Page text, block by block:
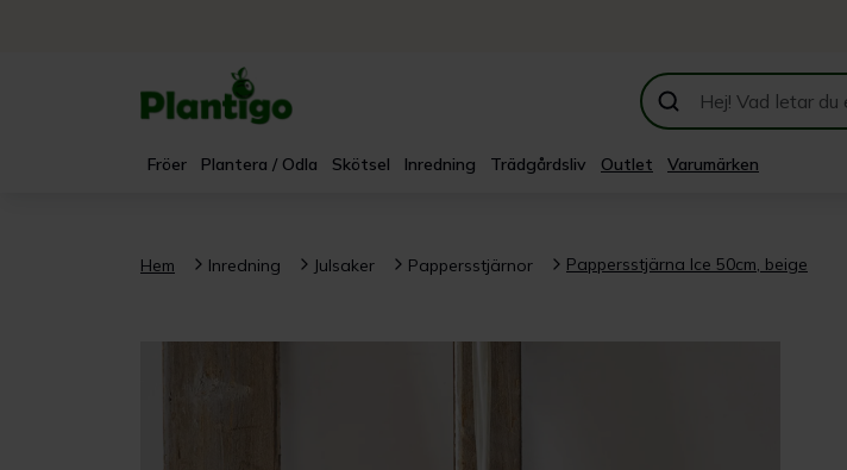
Fröer Plantera / Odla Skötsel Inredning Trädgårdsliv Outlet Varumärken
Hem Inredning Julsaker Pappersstjärnor Pappersstjärna Ice 50cm, beige